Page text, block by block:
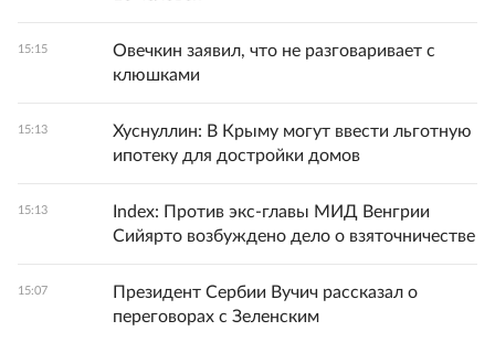
15:15
Овечкин заявил, что не разговаривает с
клюшками
15:13
Хуснуллин: В Крыму могут ввести льготную
ипотеку для достройки домов
15:13
Index: Против экс-главы МИД Венгрии
Сийярто возбуждено дело о взяточничестве
15:07
Президент Сербии Вучич рассказал о
переговорах с Зеленским